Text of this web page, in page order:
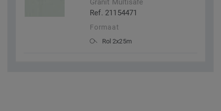
Granit Multisafe
Ref. 21154471
Formaat
Rol 2x25m